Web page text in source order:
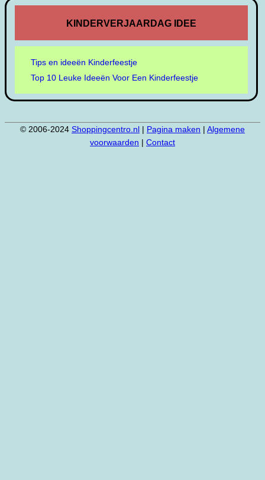
KINDERVERJAARDAG IDEE
Tips en ideeën Kinderfeestje
Top 10 Leuke Ideeën Voor Een Kinderfeestje
© 2006-2024 Shoppingcentro.nl | Pagina maken | Algemene
voorwaarden | Contact